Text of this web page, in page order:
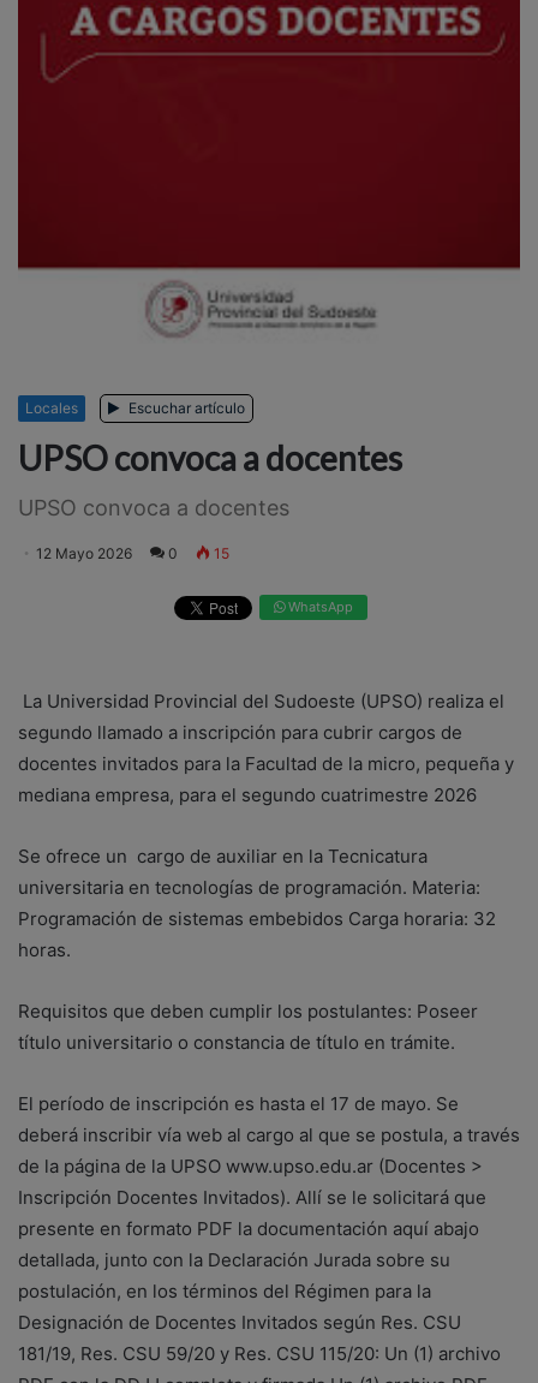
Locales Escuchar artículo
UPSO convoca a docentes
UPSO convoca a docentes
12 Mayo 2026 0 15
WhatsApp
La Universidad Provincial del Sudoeste (UPSO) realiza el
segundo llamado a inscripción para cubrir cargos de
docentes invitados para la Facultad de la micro, pequeña y
mediana empresa, para el segundo cuatrimestre 2026
Se ofrece un cargo de auxiliar en la Tecnicatura
universitaria en tecnologías de programación. Materia:
Programación de sistemas embebidos Carga horaria: 32
horas.
Requisitos que deben cumplir los postulantes: Poseer
título universitario o constancia de título en trámite.
El período de inscripción es hasta el 17 de mayo. Se
deberá inscribir vía web al cargo al que se postula, a través
de la página de la UPSO www.upso.edu.ar (Docentes >
Inscripción Docentes Invitados). Allí se le solicitará que
presente en formato PDF la documentación aquí abajo
detallada, junto con la Declaración Jurada sobre su
postulación, en los términos del Régimen para la
Designación de Docentes Invitados según Res. CSU
181/19, Res. CSU 59/20 y Res. CSU 115/20: Un (1) archivo